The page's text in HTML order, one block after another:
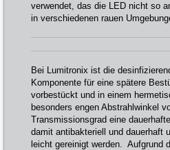
verwendet, das die LED nicht so
in verschiedenen rauen
Bei Lumitronix ist die
Komponente für eine spätere
vorbestückt und in einem
besonders engen Abstrahlwinkel
Transmissionsgrad eine
damit antibakteriell und dauerhaft
leicht gereinigt werden. Aufgrund